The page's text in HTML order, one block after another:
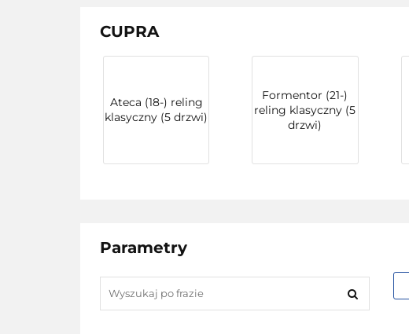
CUPRA
Ateca (18-) reling
klasyczny (5 drzwi)
Formentor (21-)
reling klasyczny (5
drzwi)
Parametry